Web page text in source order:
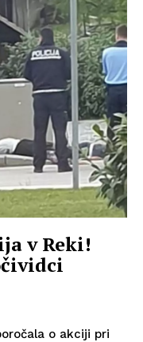
v Reki!
o akciji pri